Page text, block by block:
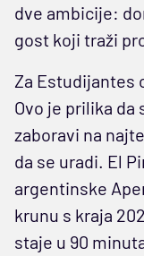
dve ambicije:
gost koji traži
Za Estudijantes
Ovo je prilika da
zaboravi na
da se uradi. El
argentinske
krunu s kraja
staje u 90